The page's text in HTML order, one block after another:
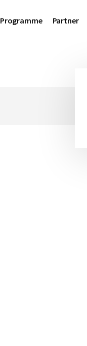
Programme Partner